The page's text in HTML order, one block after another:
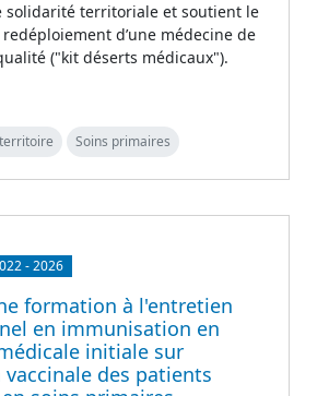
solidarité territoriale et soutient le
d’une médecine de
("kit déserts médicaux").
Soins primaires
-2026
formation à l'entretien
en immunisation en
initiale sur
des patients